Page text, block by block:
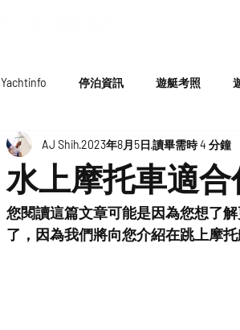
Yachtinfo 停泊資訊 遊艇考照
水上摩托車適合
AJ Shih2023年8月5日 讀畢需時 4 分鐘
您閱讀這篇文章可能是因為您想了
了，因為我們將向您介紹在跳上摩